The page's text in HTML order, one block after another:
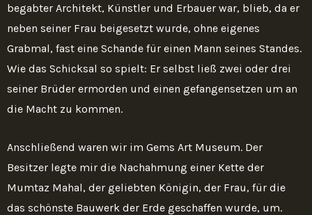
begabter Architekt, Künstler und Erbauer war, blieb, da er
neben seiner Frau beigesetzt wurde, ohne eigenes
Grabmal, fast eine Schande für einen Mann seines Standes.
Wie das Schicksal so spielt: Er selbst ließ zwei oder drei
seiner Brüder ermorden und einen gefangensetzen um an
die Macht zu kommen.
Anschließend waren wir im Gems Art Museum. Der
Besitzer legte mir die Nachahmung einer Kette der
Mumtaz Mahal, der geliebten Königin, der Frau, für die
das schönste Bauwerk der Erde geschaffen wurde, um.